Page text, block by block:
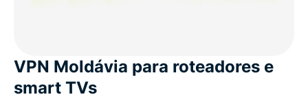
VPN Moldávia para roteadores e
smart TVs